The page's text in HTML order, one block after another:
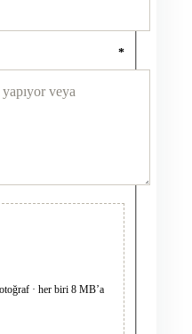
*
· her biri 8 MB’a